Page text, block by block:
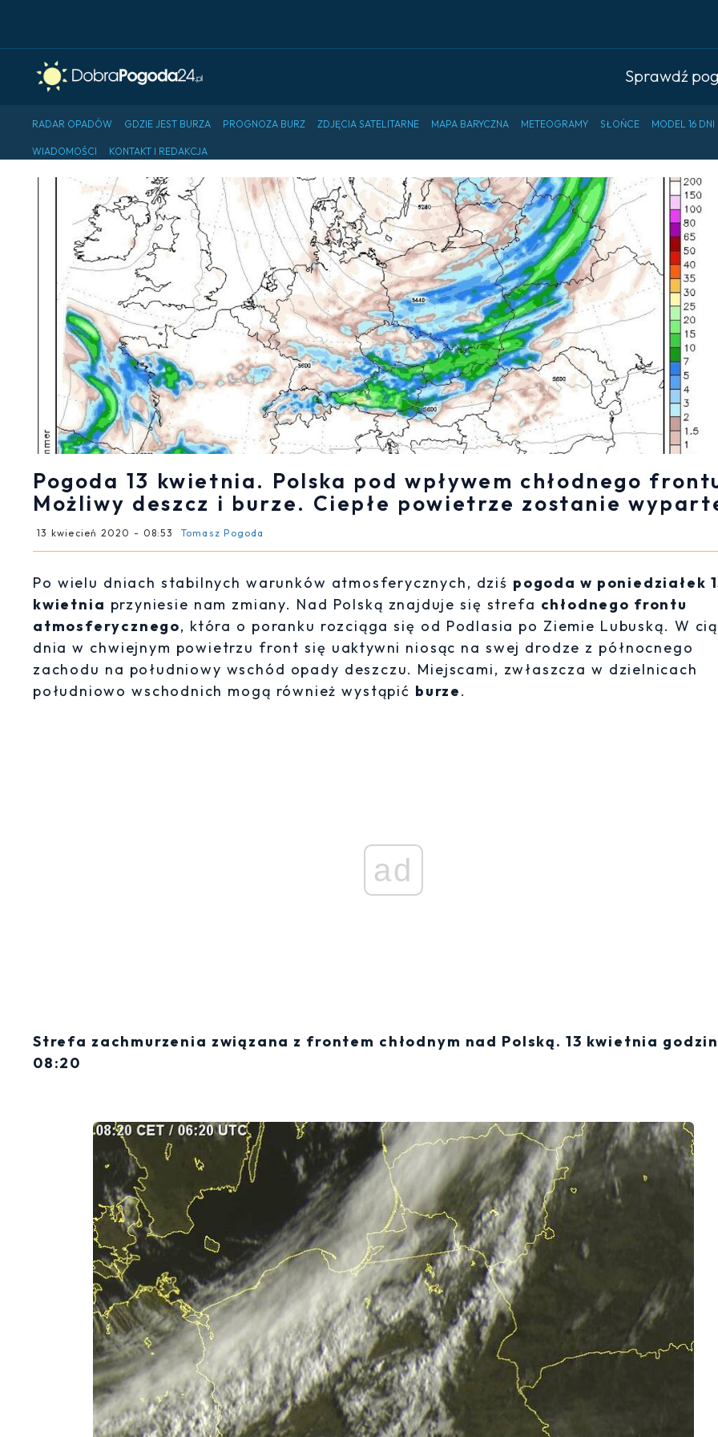
Sprawdź
RADAR OPADÓW GDZIE JEST BURZA PROGNOZA BURZ ZDJĘCIA SATELITARNE MAPA BARYCZNA METEOGRAMY SŁOŃCE MODEL 16 DNI
WIADOMOŚCI KONTAKT I REDAKCJA
Pogoda 13 kwietnia. Polska pod wpływem chłodnego
Możliwy deszcz i burze. Ciepłe powietrze zostanie
13 kwiecień 2020 - 08:53 Tomasz Pogoda
Po wielu dniach stabilnych warunków atmosferycznych, dziś pogoda w poniedziałek
kwietnia przyniesie nam zmiany. Nad Polską znajduje się strefa chłodnego frontu
atmosferycznego, która o poranku rozciąga się od Podlasia po Ziemie Lubuską. W
dnia w chwiejnym powietrzu front się uaktywni niosąc na swej drodze z północnego
zachodu na południowy wschód opady deszczu. Miejscami, zwłaszcza w dzielnicach
południowo wschodnich mogą również wystąpić burze.
ad
Strefa zachmurzenia związana z frontem chłodnym nad Polską. 13 kwietnia
08:20